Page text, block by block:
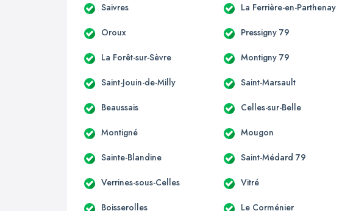
Saivres La Ferrière-en-Parthenay
Oroux Pressigny 79
La Forêt-sur-Sèvre Montigny 79
Saint-Jouin-de-Milly Saint-Marsault
Beaussais Celles-sur-Belle
Montigné Mougon
Sainte-Blandine Saint-Médard 79
Verrines-sous-Celles Vitré
Boisserolles Le Corménier